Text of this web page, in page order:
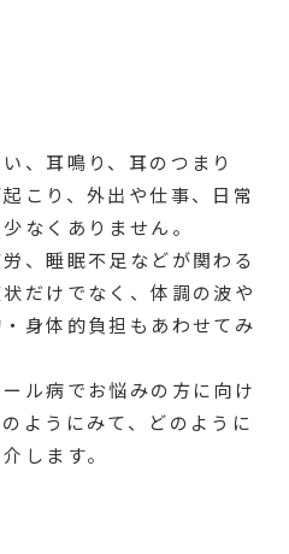
、耳鳴り、耳のつまり
こり、外出や仕事、日常
なくありません。
、睡眠不足などが関わる
だけでなく、体調の波や
身体的負担もあわせてみ
ル病でお悩みの方に向け
ようにみて、どのように
します。